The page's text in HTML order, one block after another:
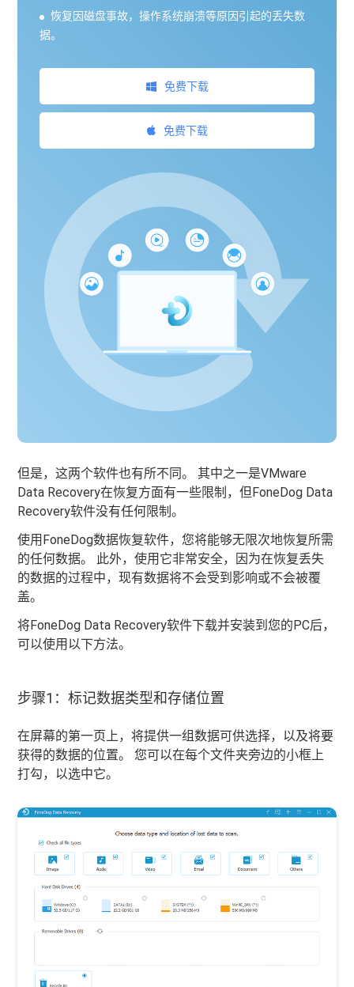
恢复因磁盘事故，操作系统崩溃等原因引起的丢失数
据。
免费下载
免费下载
但是，这两个软件也有所不同。 其中之一是VMware
Data Recovery在恢复方面有一些限制，但FoneDog Data
Recovery软件没有任何限制。
使用FoneDog数据恢复软件，您将能够无限次地恢复所需
的任何数据。 此外，使用它非常安全，因为在恢复丢失
的数据的过程中，现有数据将不会受到影响或不会被覆
盖。
将FoneDog Data Recovery软件下载并安装到您的PC后，
可以使用以下方法。
步骤1：标记数据类型和存储位置
在屏幕的第一页上，将提供一组数据可供选择，以及将要
获得的数据的位置。 您可以在每个文件夹旁边的小框上
打勾，以选中它。